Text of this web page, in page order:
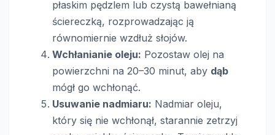
płaskim pędzlem lub czystą bawełnianą
ściereczką, rozprowadzając ją
równomiernie wzdłuż słojów.
Wchłanianie oleju: Pozostaw olej na
powierzchni na 20–30 minut, aby dąb
mógł go wchłonąć.
Usuwanie nadmiaru: Nadmiar oleju,
który się nie wchłonął, starannie zetrzyj